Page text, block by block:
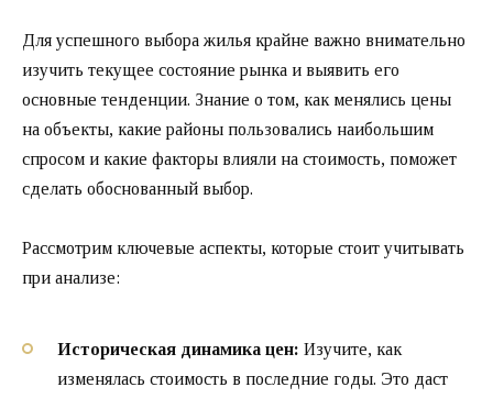
Для успешного выбора жилья крайне важно внимательно
изучить текущее состояние рынка и выявить его
основные тенденции. Знание о том, как менялись цены
на объекты, какие районы пользовались наибольшим
спросом и какие факторы влияли на стоимость, поможет
сделать обоснованный выбор.
Рассмотрим ключевые аспекты, которые стоит учитывать
при анализе:
Историческая динамика цен: Изучите, как
изменялась стоимость в последние годы. Это даст